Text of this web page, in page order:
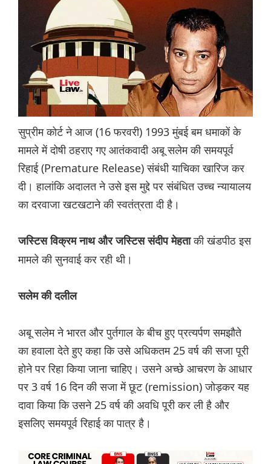
सुप्रीम कोर्ट ने आज (16 फरवरी) 1993 मुंबई बम धमाकों के
मामले में दोषी ठहराए गए आतंकवादी अबू सलेम की समयपूर्व
रिहाई (Premature Release) संबंधी याचिका खारिज कर
दी। हालांकि अदालत ने उसे इस मुद्दे पर संबंधित उच्च न्यायालय
का दरवाजा खटखटाने की स्वतंत्रता दी है।
जस्टिस विक्रम नाथ और जस्टिस संदीप मेहताकी खंडपीठ इस
मामले की सुनवाई कर रही थी।
सलेम की दलील
अबू सलेम ने भारत और पुर्तगाल के बीच हुए प्रत्यर्पण समझौते
का हवाला देते हुए कहा कि उसे अधिकतम 25 वर्ष की सजा पूरी
होने पर रिहा किया जाना चाहिए। उसने अच्छे आचरण के आधार
पर 3 वर्ष 16 दिन की सजा में छूट (remission) जोड़कर यह
दावा किया कि उसने 25 वर्ष की अवधि पूरी कर ली है और
इसलिए समयपूर्व रिहाई का पात्र है।